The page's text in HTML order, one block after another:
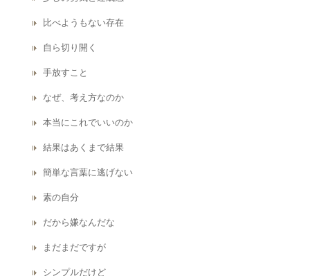
比べようもない存在
自ら切り開く
手放すこと
なぜ、考え方なのか
本当にこれでいいのか
結果はあくまで結果
簡単な言葉に逃げない
素の自分
だから嫌なんだな
まだまだですが
シンプルだけど